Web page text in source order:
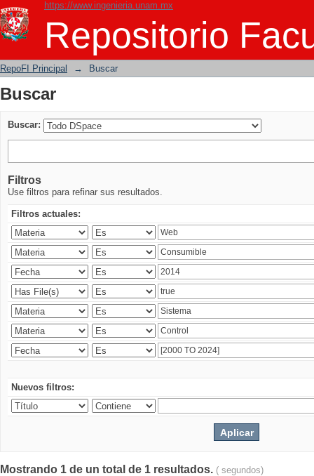
https://www.ingenieria.unam.mx
Repositorio
Buscar
RepoFI Principal → Buscar
Buscar
Buscar:
Filtros
Use filtros para refinar sus resultados.
Filtros actuales:
Nuevos filtros:
Mostrando 1 de un total de 1 resultados. ( segundos)